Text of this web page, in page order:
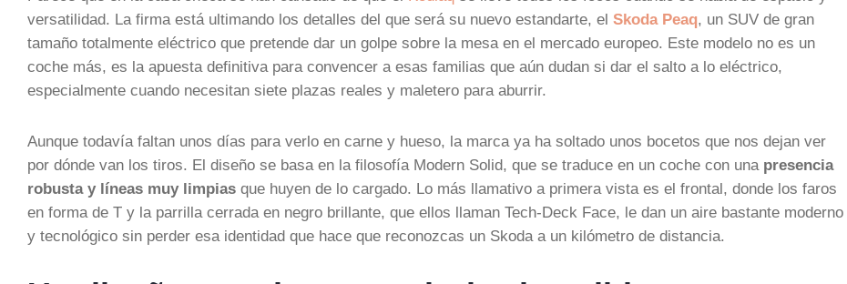
versatilidad. La firma está ultimando los detalles del que será su nuevo estandarte, el Skoda Peaq, un SUV de gran
tamaño totalmente eléctrico que pretende dar un golpe sobre la mesa en el mercado europeo. Este modelo no es un
coche más, es la apuesta definitiva para convencer a esas familias que aún dudan si dar el salto a lo eléctrico,
especialmente cuando necesitan siete plazas reales y maletero para aburrir.
Aunque todavía faltan unos días para verlo en carne y hueso, la marca ya ha soltado unos bocetos que nos dejan ver
por dónde van los tiros. El diseño se basa en la filosofía Modern Solid, que se traduce en un coche con una presencia
robusta y líneas muy limpias que huyen de lo cargado. Lo más llamativo a primera vista es el frontal, donde los faros
en forma de T y la parrilla cerrada en negro brillante, que ellos llaman Tech-Deck Face, le dan un aire bastante moderno
y tecnológico sin perder esa identidad que hace que reconozcas un Skoda a un kilómetro de distancia.